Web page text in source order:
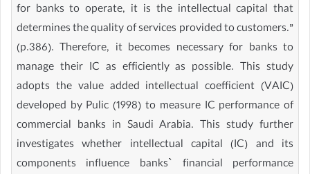
for banks to operate, it is the intellectual capital that
determines the quality of services provided to customers.”
(p.386). Therefore, it becomes necessary for banks to
manage their IC as efficiently as possible. This study
adopts the value added intellectual coefficient (VAIC)
developed by Pulic (1998) to measure IC performance of
commercial banks in Saudi Arabia. This study further
investigates whether intellectual capital (IC) and its
components influence banks` financial performance